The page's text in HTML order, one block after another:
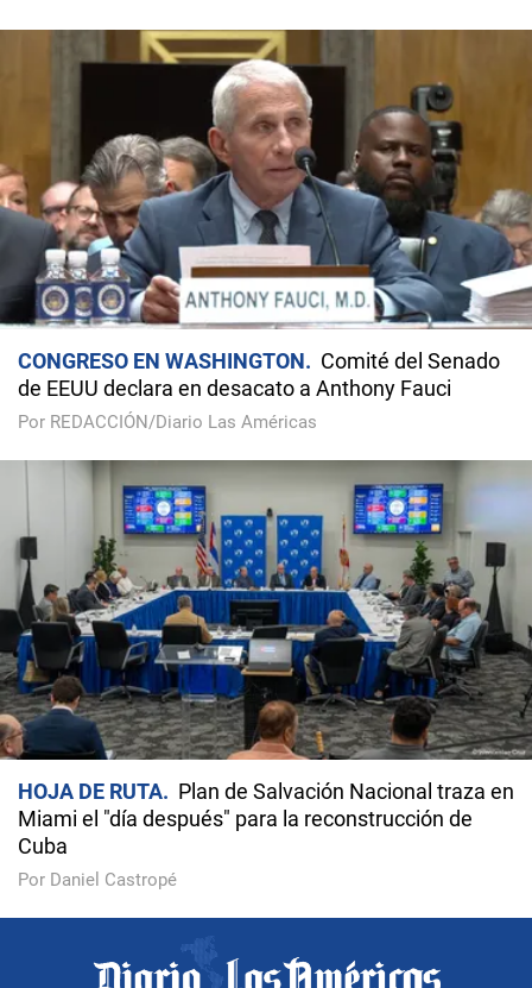
CONGRESO EN WASHINGTON
Comité del Senado
de EEUU declara en desacato a Anthony Fauci
Por REDACCIÓN/Diario Las Américas
HOJA DE RUTA
Plan de Salvación Nacional traza en
Miami el "día después" para la reconstrucción de
Cuba
Por Daniel Castropé